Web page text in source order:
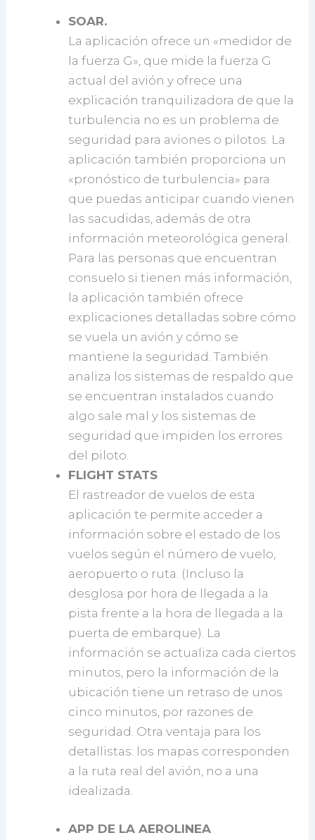
SOAR.
La aplicación ofrece un «medidor de
la fuerza G», que mide la fuerza G
actual del avión y ofrece una
explicación tranquilizadora de que la
turbulencia no es un problema de
seguridad para aviones o pilotos. La
aplicación también proporciona un
«pronóstico de turbulencia» para
que puedas anticipar cuando vienen
las sacudidas, además de otra
información meteorológica general.
Para las personas que encuentran
consuelo si tienen más información,
la aplicación también ofrece
explicaciones detalladas sobre cómo
se vuela un avión y cómo se
mantiene la seguridad. También
analiza los sistemas de respaldo que
se encuentran instalados cuando
algo sale mal y los sistemas de
seguridad que impiden los errores
del piloto.
FLIGHT STATS
El rastreador de vuelos de esta
aplicación te permite acceder a
información sobre el estado de los
vuelos según el número de vuelo,
aeropuerto o ruta. (Incluso la
desglosa por hora de llegada a la
pista frente a la hora de llegada a la
puerta de embarque). La
información se actualiza cada ciertos
minutos, pero la información de la
ubicación tiene un retraso de unos
cinco minutos, por razones de
seguridad. Otra ventaja para los
detallistas: los mapas corresponden
a la ruta real del avión, no a una
idealizada.
APP DE LA AEROLINEA